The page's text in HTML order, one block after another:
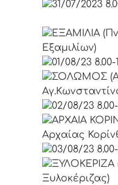
31/07/2023
ΕΞΑΜΙΛΙΑ
Εξαμιλίων)
01/08/23 8.00-
ΣΟΛΩΜΟΣ
02/08/23 8.00-
ΑΡΧΑΙΑ
Αρχαίας
03/08/23 8.00-
ΞΥΛΟΚΕΡΙΖΑ
Ξυλοκέριζας)